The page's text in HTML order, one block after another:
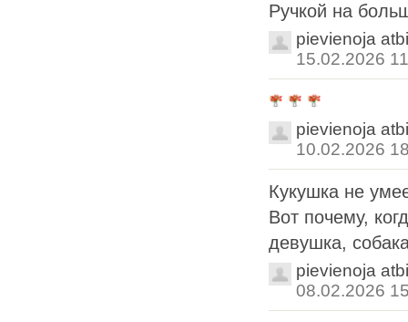
Ручкой на
pievienoja
15.02.2026
pievienoja
10.02.2026
Кукушка не
Вот почему,
девушка,
pievienoja
08.02.2026